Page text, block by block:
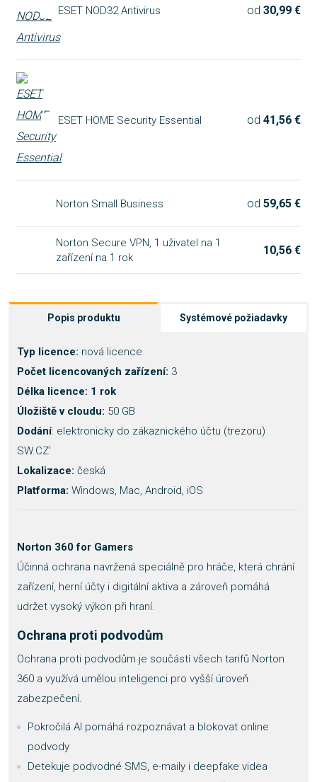
ESET NOD32 Antivirus od 30,99 €
ESET HOME Security Essential od 41,56 €
Norton Small Business od 59,65 €
Norton Secure VPN, 1 uživatel na 1
zařízení na 1 rok
10,56 €
Popis produktu Systémové požiadavky
Typ licence: nová licence
Počet licencovaných zařízení: 3
Délka licence: 1 rok
Úložiště v cloudu: 50 GB
Dodání: elektronicky do zákaznického účtu (trezoru)
SW.CZ'
Lokalizace: česká
Platforma: Windows, Mac, Android, iOS
Norton 360 for Gamers
Účinná ochrana navržená speciálně pro hráče, která chrání
zařízení, herní účty i digitální aktiva a zároveň pomáhá
udržet vysoký výkon při hraní.
Ochrana proti podvodům
Ochrana proti podvodům je součástí všech tarifů Norton
360 a využívá umělou inteligenci pro vyšší úroveň
zabezpečení.
Pokročilá AI pomáhá rozpoznávat a blokovat online
podvody
Detekuje podvodné SMS, e-maily i deepfake videa